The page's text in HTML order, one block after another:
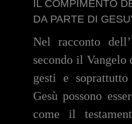
IL COMPIMENTO
DA PARTE DI GESU’
Nel racconto
secondo il
gesti e
Gesù possono
come il